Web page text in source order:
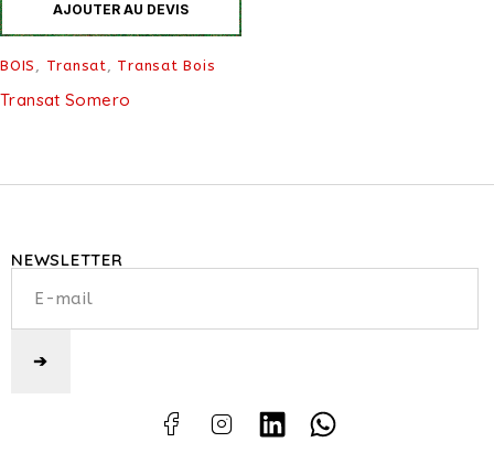
AJOUTER AU DEVIS
BOIS , Transat, Transat Bois
Transat Somero
NEWSLETTER